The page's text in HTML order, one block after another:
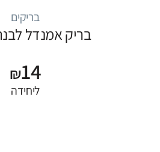
בריקים
בריק אמנדל
₪14
ליחידה